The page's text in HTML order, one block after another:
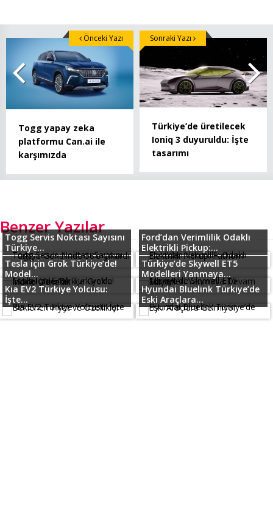
Togg yapay zeka
platformu Can.ai ile
karşımızda
Önceki Yazı
Türkiye’de üretilecek
Ioniq 3 duyuruldu: İşte
tasarımı
Sonraki Yazı
Benzer Yazılar
Togg Servis Noktası Sayısını
Türkiye...
Ford’dan Verimlilik Odaklı
Elektrikli Pickup:...
Tesla için Grok Türkiye’de!
Model...
Türkiye’de Skywell ET5
Modelleri Yanmaya...
Kia EV2 Türkiye Yolcusu:
İşte...
Hyundai Bluelink Türkiye’de
Eski Araçlara...